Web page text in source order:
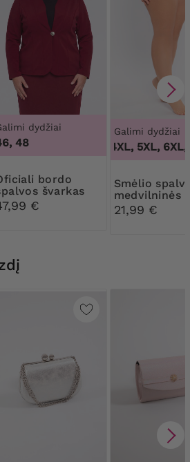
dydžiai
48
švarkas
€
Galimi dydžiai
3XL, 4XL, 5XL, 6XL,
Smėlio spalvos
medvilninės
kelnaitės su
21,99 €